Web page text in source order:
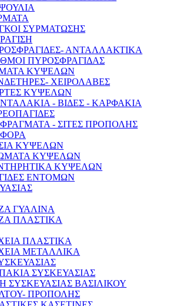
ΣΥΡΜΑΤΩΣΗΣ
ΑΝΤΑΛΛΑΚΤΙΚΑ
ΠΥΡΟΣΦΡΑΓΙΔΑΣ
ΚΥΨΕΛΩΝ
ΧΕΙΡΟΛΑΒΕΣ
ΚΥΨΕΛΩΝ
- ΒΙΔΕΣ - ΚΑΡΦΑΚΙΑ
- ΣΙΤΕΣ ΠΡΟΠΟΛΗΣ
ΚΥΨΕΛΩΝ
ΚΥΨΕΛΩΝ
ΚΥΨΕΛΩΝ
ΕΝΤΟΜΩΝ
ΓΥΑΛΙΝΑ
ΠΛΑΣΤΙΚΑ
ΠΛΑΣΤΙΚΑ
ΜΕΤΑΛΛΙΚΑ
ΣΥΣΚΕΥΑΣΙΑΣ
ΣΥΣΚΕΥΑΣΙΑΣ ΒΑΣΙΛΙΚΟΥ
ΠΡΟΠΟΛΗΣ